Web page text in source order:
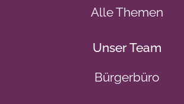
Alle Themen
Unser Team
Bürgerbüro